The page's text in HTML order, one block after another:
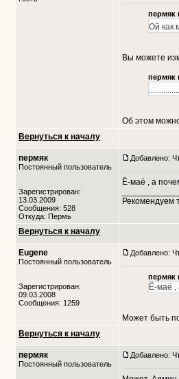
пермяк
Ой как
Вы можете
пермяк
Об этом
Вернуться к началу
пермяк
Постоянный пользователь
Зарегистрирован:
13.03.2009
Сообщения: 528
Откуда: Пермь
Добавлено:
Ё-маё , а
Рекомендуем
Вернуться к началу
Eugene
Постоянный пользователь
Зарегистрирован:
09.03.2008
Сообщения: 1259
Добавлено:
пермяк
Ё-маё ,
Может быть
Вернуться к началу
пермяк
Постоянный пользователь
Добавлено: